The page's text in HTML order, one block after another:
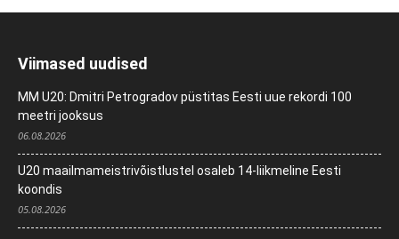
Viimased uudised
MM U20: Dmitri Petrogradov püstitas Eesti uue rekordi 100
meetri jooksus
06.08.2026
U20 maailmameistrivõistlustel osaleb 14-liikmeline Eesti
koondis
05.08.2026